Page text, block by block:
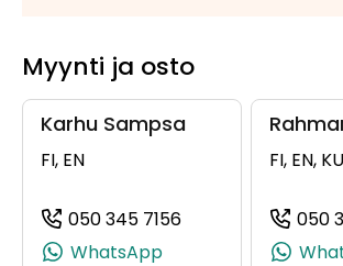
Myynti ja osto
Karhu Sampsa
FI, EN
050 345 7156
(+358503457156,
WhatsApp
FI, EN,
050